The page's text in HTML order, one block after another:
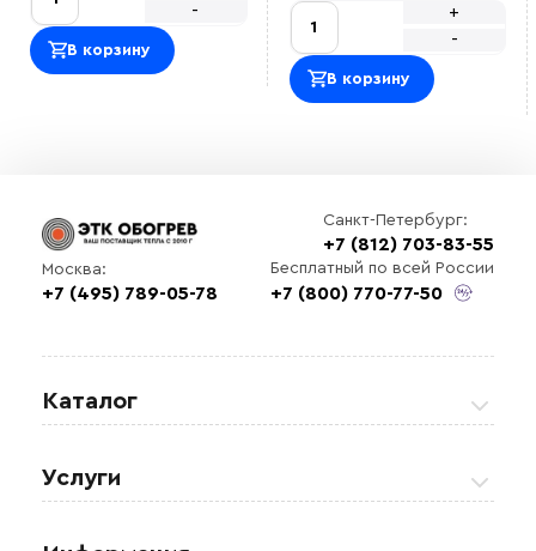
-
В корзину
-
+
В корзину
Санкт-Петербург:
+7 (812) 703-83-55
Москва:
+7 (495) 789-05-78
Бесплатный по всей России
+7 (800) 770-77-50
Каталог
Услуги